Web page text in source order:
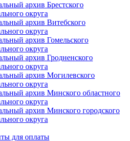
архив Брестского
округа
архив Витебского
округа
архив Гомельского
округа
архив Гродненского
округа
архив Могилевского
округа
архив Минского областного
округа
архив Минского городского
округа
для оплаты